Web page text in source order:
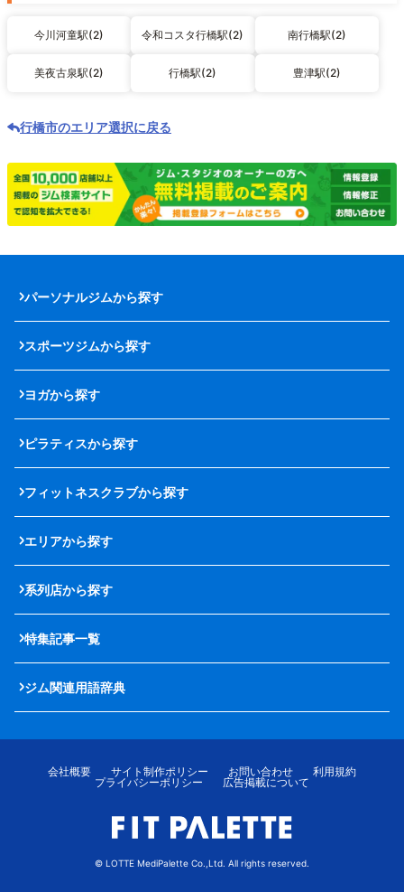
今川河童駅(2) 令和コスタ行橋駅(2) 南行橋駅(2)
美夜古泉駅(2) 行橋駅(2) 豊津駅(2)
行橋市のエリア選択に戻る
パーソナルジムから探す
スポーツジムから探す
ヨガから探す
ピラティスから探す
フィットネスクラブから探す
エリアから探す
系列店から探す
特集記事一覧
ジム関連用語辞典
会社概要 サイト制作ポリシー お問い合わせ
利用規約
プライバシーポリシー
広告掲載について
© LOTTE MediPalette Co.,Ltd. All rights reserved.